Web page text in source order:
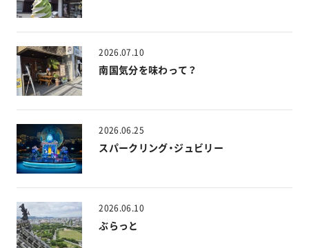
2026.07.10
南国気分を味わって？
2026.06.25
スパークリング・ジュビリー
2026.06.10
ぶらっと